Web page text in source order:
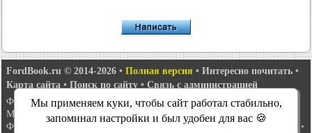
FordBook.ru © 2014-2026 • Полная версия • Интересно почитать •
Карта сайта • Поиск по сайту • Связь с администрацией
Фокус 1• Фокус Турнир 1•Фокус 2•Мондео 1•Мондео 1 и 2•
Мондео 2•Мондео 3•Мондео 4•Эскорт 3•Эскорт 4 •Эскорт 5
Фиеста 2
Таурус 1 и 2 Фьюжн • Скорпио 1 •
Мы применяем куки, чтобы сайт работал стабильно,
запоминал настройки и был удобен для вас 🍪